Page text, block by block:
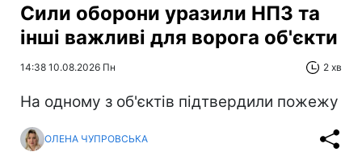
Сили оборони уразили НПЗ та
інші важливі для ворога об'єкти
14:38 10.08.2026 Пн 2 хв
На одному з об'єктів підтвердили пожежу
ОЛЕНА ЧУПРОВСЬКА